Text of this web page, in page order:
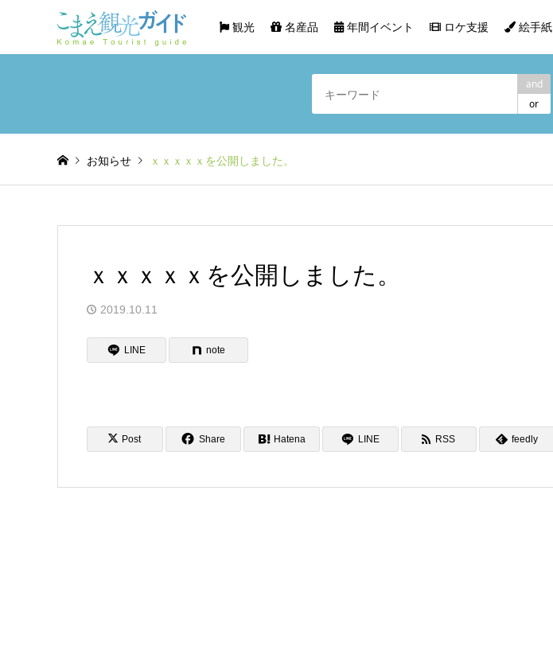
観光 名産品 年間イベント ロケ支援 絵手紙
and
or
お知らせ ｘｘｘｘｘを公開しました。
ｘｘｘｘｘを公開しました。
2019.10.11
LINE note
Post Share Hatena LINE RSS feedly